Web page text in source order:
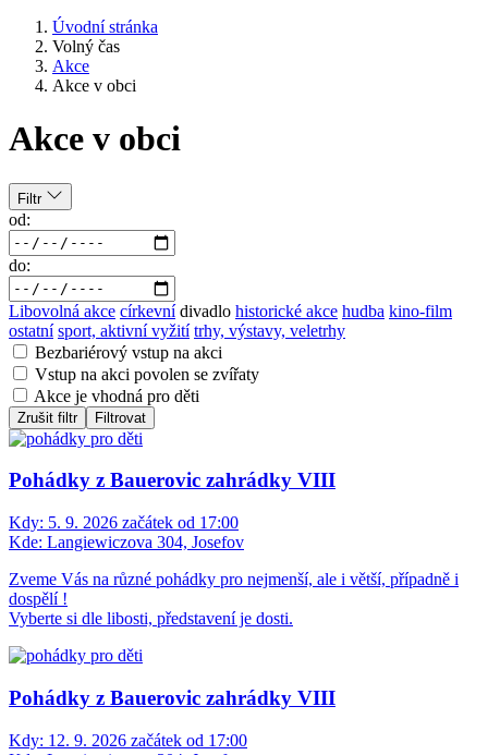
Úvodní stránka
Volný čas
Akce
Akce v obci
Akce v obci
Filtr
od:
do:
Libovolná akce církevní divadlo historické akce hudba kino-film
ostatní sport, aktivní vyžití trhy, výstavy, veletrhy
Bezbariérový vstup na akci
Vstup na akci povolen se zvířaty
Akce je vhodná pro děti
Zrušit filtr Filtrovat
Pohádky z Bauerovic zahrádky VIII
Kdy: 5. 9. 2026 začátek od 17:00
Kde: Langiewiczova 304, Josefov
Zveme Vás na různé pohádky pro nejmenší, ale i větší, případně i
dospělí !
Vyberte si dle libosti, představení je dosti.
Pohádky z Bauerovic zahrádky VIII
Kdy: 12. 9. 2026 začátek od 17:00